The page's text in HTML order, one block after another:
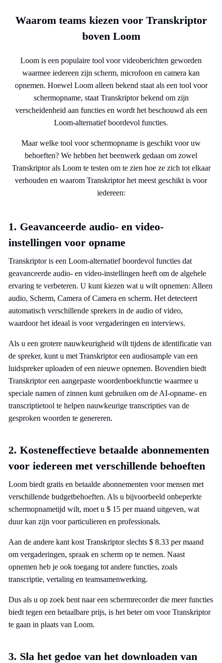
Waarom teams kiezen voor Transkriptor
boven Loom
Loom is een populaire tool voor videoberichten geworden
waarmee iedereen zijn scherm, microfoon en camera kan
opnemen. Hoewel Loom alleen bekend staat als een tool voor
schermopname, staat Transkriptor bekend om zijn
verscheidenheid aan functies en wordt het beschouwd als een
Loom-alternatief boordevol functies.
Maar welke tool voor schermopname is geschikt voor uw
behoeften? We hebben het beenwerk gedaan om zowel
Transkriptor als Loom te testen om te zien hoe ze zich tot elkaar
verhouden en waarom Transkriptor het meest geschikt is voor
iedereen:
1. Geavanceerde audio- en video-
instellingen voor opname
Transkriptor is een Loom-alternatief boordevol functies dat
geavanceerde audio- en video-instellingen heeft om de algehele
ervaring te verbeteren. U kunt kiezen wat u wilt opnemen: Alleen
audio, Scherm, Camera of Camera en scherm. Het detecteert
automatisch verschillende sprekers in de audio of video,
waardoor het ideaal is voor vergaderingen en interviews.
Als u een grotere nauwkeurigheid wilt tijdens de identificatie van
de spreker, kunt u met Transkriptor een audiosample van een
luidspreker uploaden of een nieuwe opnemen. Bovendien biedt
Transkriptor een aangepaste woordenboekfunctie waarmee u
speciale namen of zinnen kunt gebruiken om de AI-opname- en
transcriptietool te helpen nauwkeurige transcripties van de
gesproken woorden te genereren.
2. Kosteneffectieve betaalde abonnementen
voor iedereen met verschillende behoeften
Loom biedt gratis en betaalde abonnementen voor mensen met
verschillende budgetbehoeften. Als u bijvoorbeeld onbeperkte
schermopnametijd wilt, moet u $ 15 per maand uitgeven, wat
duur kan zijn voor particulieren en professionals.
Aan de andere kant kost Transkriptor slechts $ 8.33 per maand
om vergaderingen, spraak en scherm op te nemen. Naast
opnemen heb je ook toegang tot andere functies, zoals
transcriptie, vertaling en teamsamenwerking.
Dus als u op zoek bent naar een schermrecorder die meer functies
biedt tegen een betaalbare prijs, is het beter om voor Transkriptor
te gaan in plaats van Loom.
3. Sla het gedoe van het downloaden van